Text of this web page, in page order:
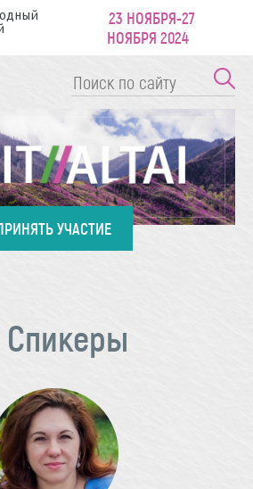
23 НОЯБРЯ-27
НОЯБРЯ 2024
УЧАСТИЕ
Спикеры